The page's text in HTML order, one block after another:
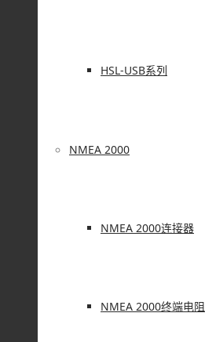
HSL-USB系列
NMEA 2000
NMEA 2000连接器
NMEA 2000终端电阻